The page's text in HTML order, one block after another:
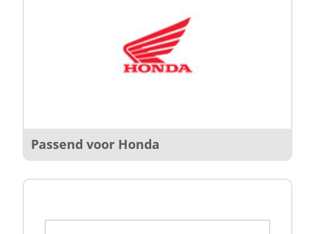
Passend voor Honda